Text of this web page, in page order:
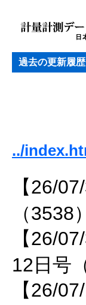
過去の更新履歴
../
【26/
（
【26/
12日号
【26/